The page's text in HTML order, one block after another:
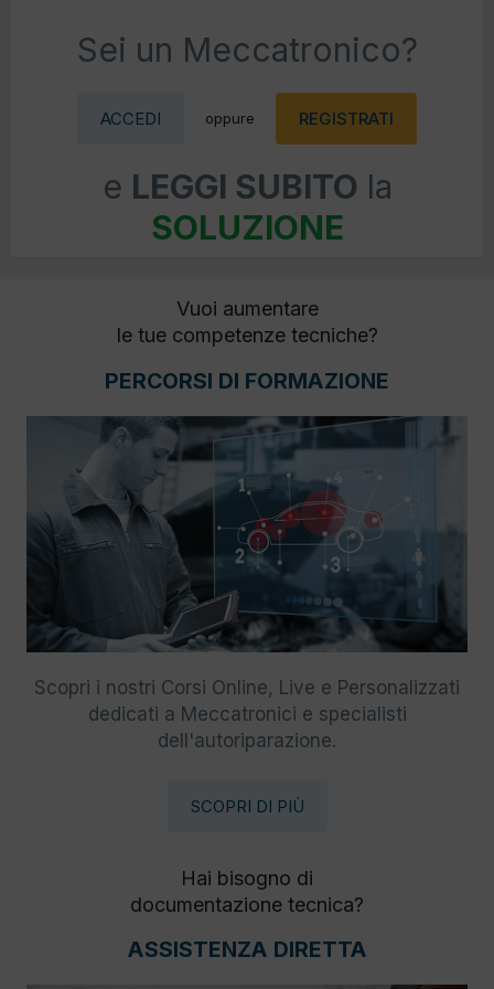
Sei un Meccatronico?
ACCEDI oppure REGISTRATI
e LEGGI SUBITO la
SOLUZIONE
Vuoi aumentare
le tue competenze tecniche?
PERCORSI DI FORMAZIONE
Scopri i nostri Corsi Online, Live e Personalizzati
dedicati a Meccatronici e specialisti
dell'autoriparazione.
SCOPRI DI PIÙ
Hai bisogno di
documentazione tecnica?
ASSISTENZA DIRETTA